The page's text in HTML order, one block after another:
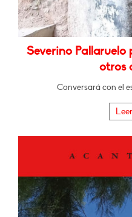
Severino Pallaruelo
otros
Conversará con el